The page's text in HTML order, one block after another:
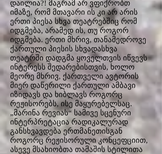
დაილია?! მაგრამ არ ვფიქრობთ
იმაზე, რომ მთავარი ის კი არ არის
ერთი პიესა სხვა თეატრებშიც რომ
იდგმება, არამედ ის, თუ როგორ
იდგმება. ერთი მხრივ, თანამედროვე
ქართული პიესის სხვადასხვა
თეატრში დადგმა ყოველთვის იწვევს
ინტერესს შედარებისთვის, ხოლო
მეორე მხრივ, ქართველი ავტორის
მიერ დაწერილი ქართული ამბავი
იზიდავს და ხიბლავს როგორც
რეჟისორებს, ისე მაყურებელსაც.
„მარინა რევიას“ სამივე სცენური
ინტერპრეტაცია რადიკალურად
განსხვავდება ერთმანეთისგან
როგორც რეჟისორული კონცეფციით,
ასევე მსახიობთა თამაშის სტილითა